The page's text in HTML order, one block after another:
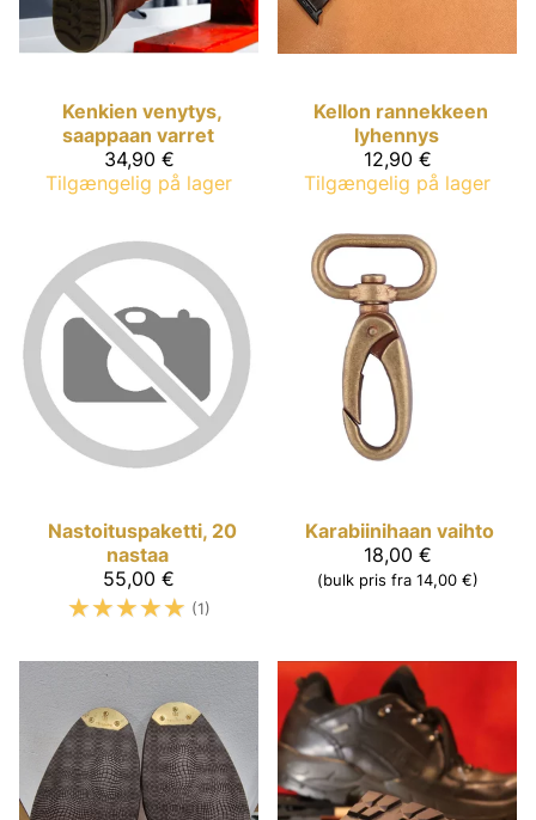
Kenkien venytys,
saappaan varret
34,90 €
Tilgængelig på lager
Kellon rannekkeen
lyhennys
12,90 €
Tilgængelig på lager
Nastoituspaketti, 20
nastaa
55,00 €
☆☆☆☆☆ (1)
Karabiinihaan vaihto
18,00 €
(bulk pris fra 14,00 €)